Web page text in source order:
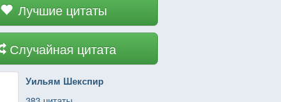
Лучшие цитаты
Случайная цитата
Уильям Шекспир